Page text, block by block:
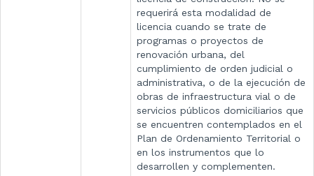
requerirá esta modalidad de
licencia cuando se trate de
programas o proyectos de
renovación urbana, del
cumplimiento de orden judicial o
administrativa, o de la ejecución de
obras de infraestructura vial o de
servicios públicos domiciliarios que
se encuentren contemplados en el
Plan de Ordenamiento Territorial o
en los instrumentos que lo
desarrollen y complementen.